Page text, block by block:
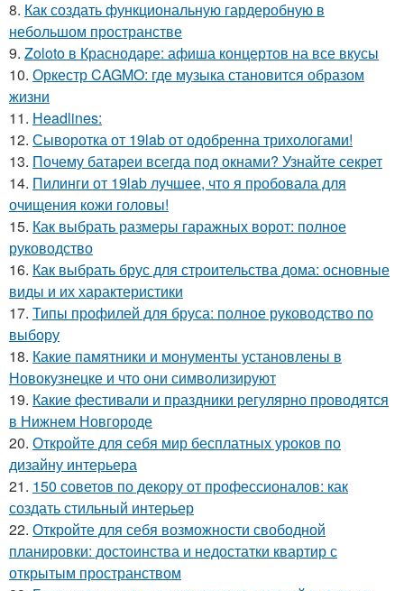
8. Как создать функциональную гардеробную в
небольшом пространстве
9. Zoloto в Краснодаре: афиша концертов на все вкусы
10. Оркестр CAGMO: где музыка становится образом
жизни
11. Headlines:
12. Сыворотка от 19lab от одобренна трихологами!
13. Почему батареи всегда под окнами? Узнайте секрет
14. Пилинги от 19lab лучшее, что я пробовала для
очищения кожи головы!
15. Как выбрать размеры гаражных ворот: полное
руководство
16. Как выбрать брус для строительства дома: основные
виды и их характеристики
17. Типы профилей для бруса: полное руководство по
выбору
18. Какие памятники и монументы установлены в
Новокузнецке и что они символизируют
19. Какие фестивали и праздники регулярно проводятся
в Нижнем Новгороде
20. Откройте для себя мир бесплатных уроков по
дизайну интерьера
21. 150 советов по декору от профессионалов: как
создать стильный интерьер
22. Откройте для себя возможности свободной
планировки: достоинства и недостатки квартир с
открытым пространством